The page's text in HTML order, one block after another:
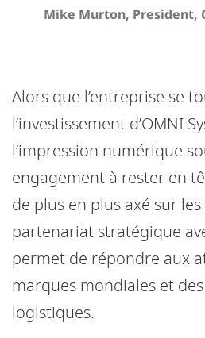
Mike Murton, President,
Alors que l’entreprise se
l’investissement d’OMNI
l’impression numérique
engagement à rester en
de plus en plus axé sur
partenariat stratégique
permet de répondre aux
marques mondiales et
logistiques.